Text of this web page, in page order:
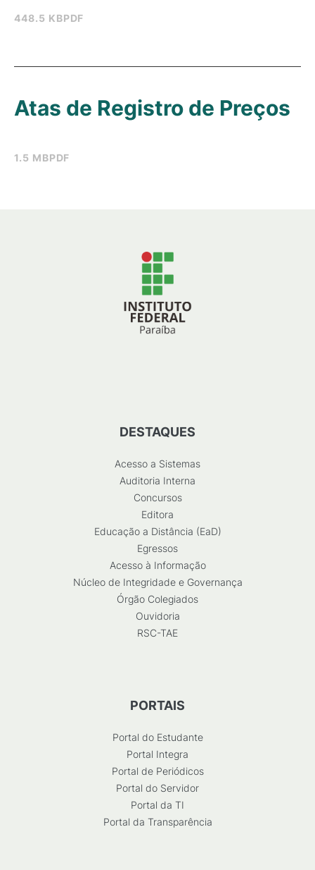
448.5 KBPDF
1.5 MBPDF
Atas de Registro de Preços
DESTAQUES
Acesso a Sistemas
Auditoria Interna
Concursos
Editora
Educação a Distância (EaD)
Egressos
Acesso à Informação
Núcleo de Integridade e Governança
Órgão Colegiados
Ouvidoria
RSC-TAE
PORTAIS
Portal do Estudante
Portal Integra
Portal de Periódicos
Portal do Servidor
Portal da TI
Portal da Transparência